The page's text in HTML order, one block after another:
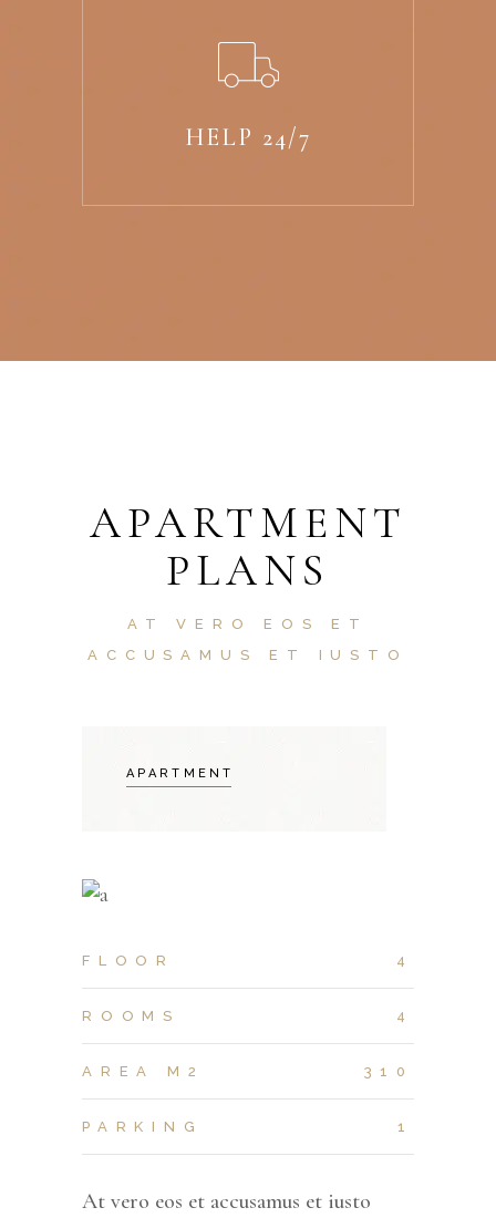
HELP 24/7
APARTMENT
PLANS
AT VERO EOS ET
ACCUSAMUS ET IUSTO
APARTMENT
FLOOR 4
ROOMS 4
AREA M2 310
PARKING 1
At vero eos et accusamus et iusto